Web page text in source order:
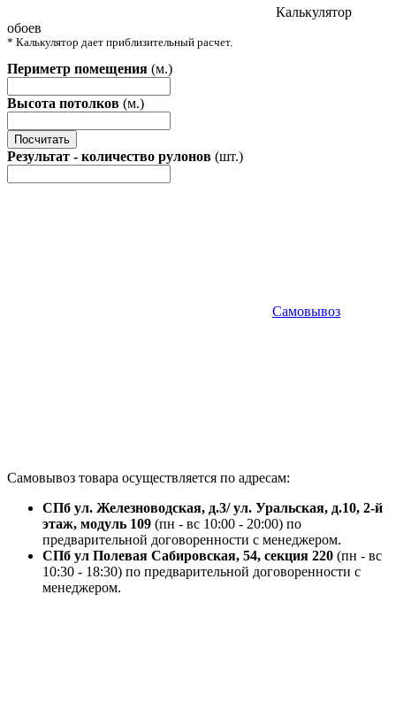
Калькулятор
обоев
* Калькулятор дает приблизительный расчет.
Периметр помещения (м.)
Высота потолков (м.)
Посчитать
Результат - количество рулонов (шт.)
Самовывоз
Самовывоз товара осуществляется по адресам:
СПб ул. Железноводская, д.3/ ул. Уральская, д.10, 2-й
этаж, модуль 109 (пн - вс 10:00 - 20:00) по
предварительной договоренности с менеджером.
СПб ул Полевая Сабировская, 54, секция 220 (пн - вс
10:30 - 18:30) по предварительной договоренности с
менеджером.